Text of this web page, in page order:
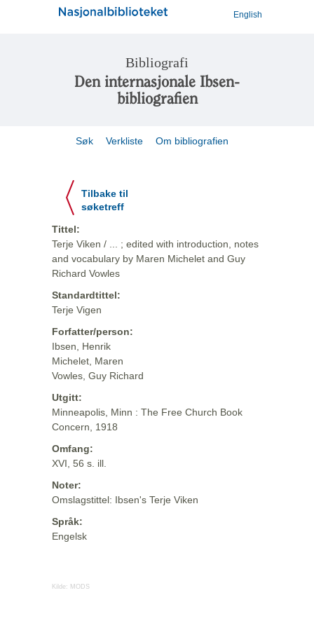
English
Bibliografi
Den internasjonale Ibsen-
bibliografien
Søk Verkliste Om bibliografien
Tilbake til
søketreff
Tittel:
Terje Viken / ... ; edited with introduction, notes
and vocabulary by Maren Michelet and Guy
Richard Vowles
Standardtittel:
Terje Vigen
Forfatter/person:
Ibsen, Henrik
Michelet, Maren
Vowles, Guy Richard
Utgitt:
Minneapolis, Minn : The Free Church Book
Concern, 1918
Omfang:
XVI, 56 s. ill.
Noter:
Omslagstittel: Ibsen's Terje Viken
Språk:
Engelsk
Kilde: MODS